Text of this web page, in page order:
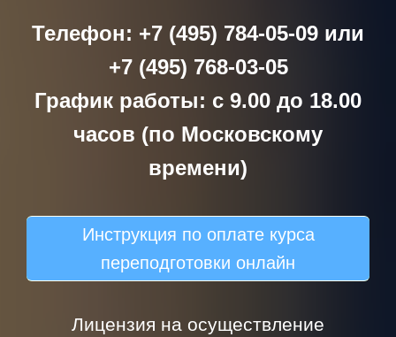
Телефон: +7 (495) 784-05-09 или
+7 (495) 768-03-05
График работы: с 9.00 до 18.00
часов (по Московскому
времени)
Инструкция по оплате курса
переподготовки онлайн
Лицензия на осуществление